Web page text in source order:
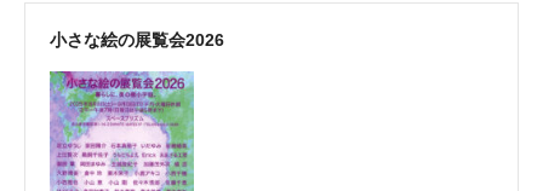
小さな絵の展覧会2026